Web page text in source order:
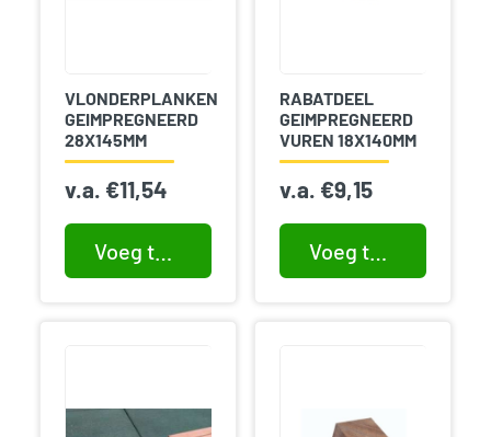
VLONDERPLANKEN
GEIMPREGNEERD
28X145MM
v.a. €11,54
Voeg toe aan winkelwagen
RABATDEEL
GEIMPREGNEERD
VUREN 18X140MM
v.a. €9,15
Voeg toe aan winkelwagen